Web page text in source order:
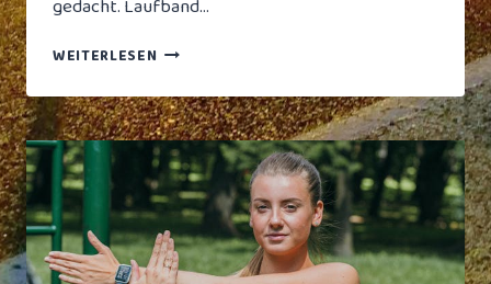
gedacht. Laufband…
WEITERLESEN LAUFBAND:
DAS
ECHTE
LEBEN
ZU
GEFÄHRLICH
IST
–
3